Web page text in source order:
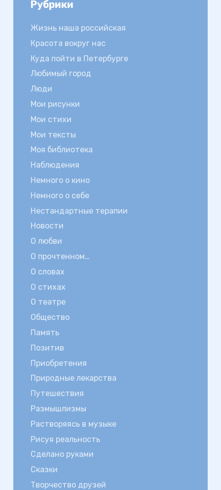
Рубрики
Жизнь наша российская
Красота вокруг нас
Куда пойти в Петербурге
Любимый город
Люди
Мои рисунки
Мои стихи
Мои тексты
Моя библиотека
Наблюдения
Немного о кино
Немного о себе
Нестандартные терапии
Новости
О любви
О прочтенном…
О словах
О стихах
О театре
Общество
Память
Позитив
Приобретения
Природные лекарства
Путешествия
Размышлизмы
Растворяясь в музыке
Рисуя реальность
Сделано руками
Сказки
Творчество друзей